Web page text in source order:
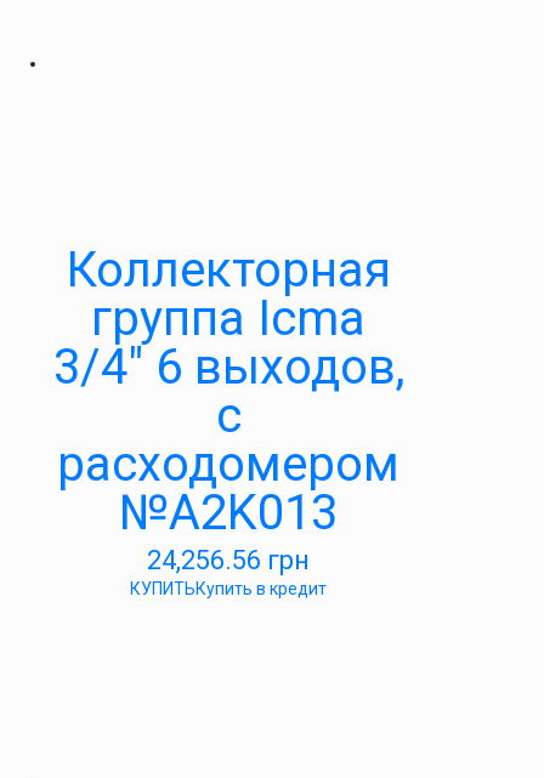
Коллекторная
группа Icma
3/4″ 6 выходов,
с
расходомером
№A2K013
24,256.56 грн
КУПИТЬКупить в кредит